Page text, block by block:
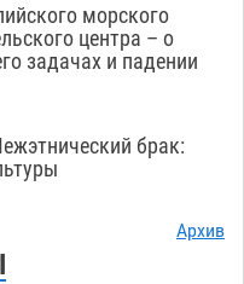
морского
центра – о
задачах и падении
брак:
Архив